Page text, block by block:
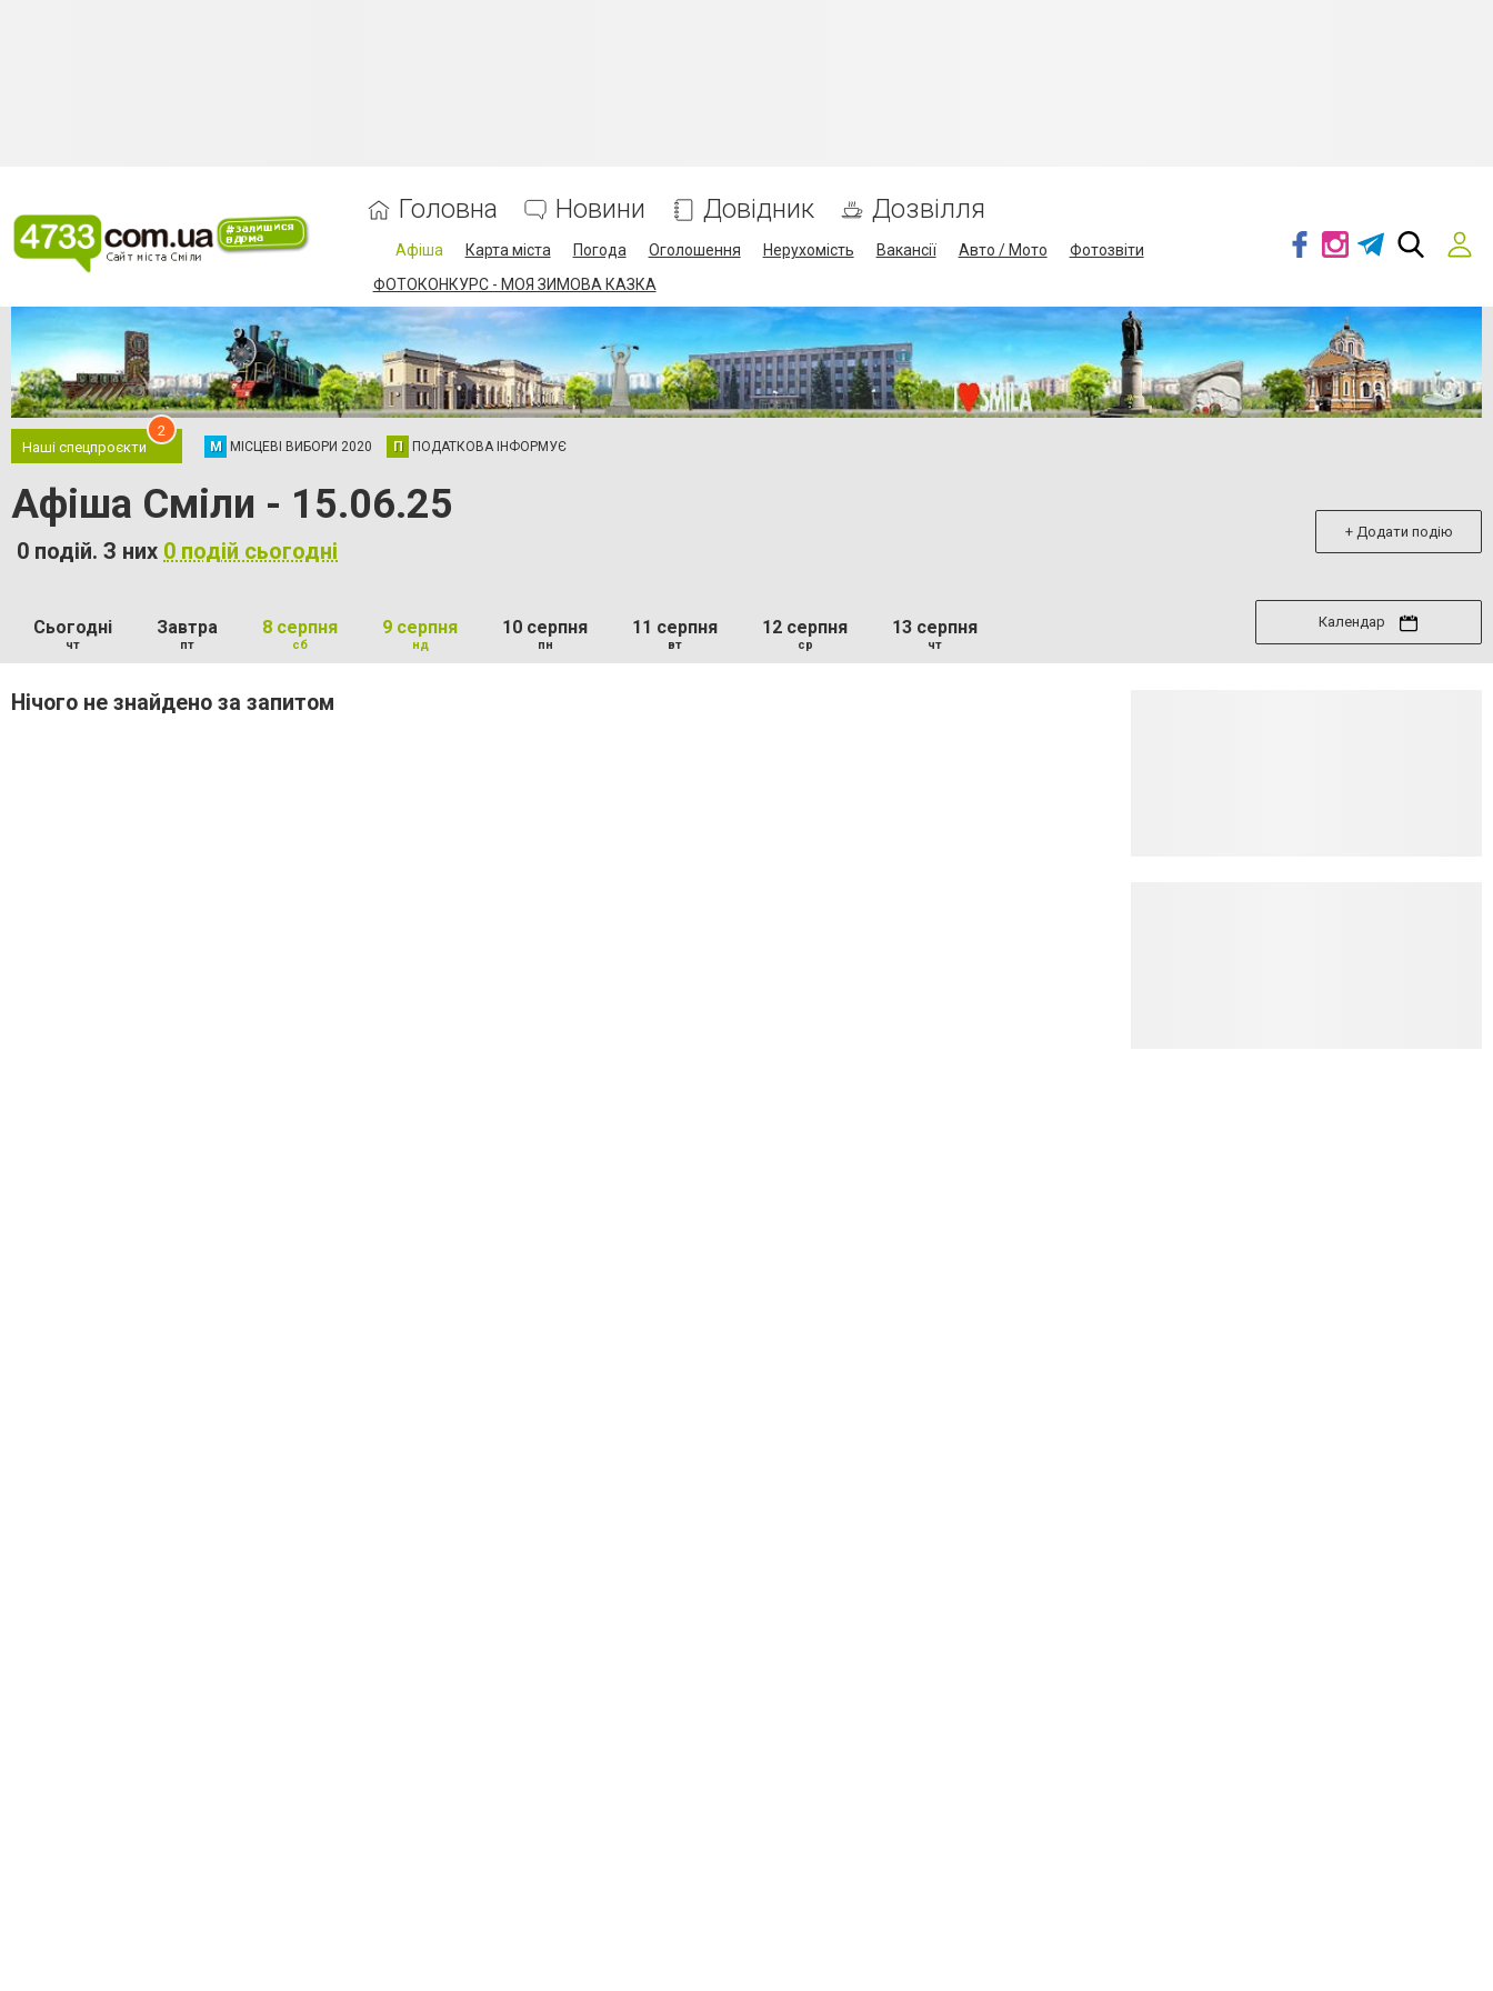
Головна Новини Довідник Дозвілля
Афіша Карта міста Погода Оголошення Нерухомість Вакансії Авто / Мото
Фотозвіти
ФОТОКОНКУРС - МОЯ ЗИМОВА КАЗКА
Наші спецпроєкти
2
М МІСЦЕВІ ВИБОРИ 2020 П ПОДАТКОВА ІНФОРМУЄ
Афіша Сміли - 15.06.25
0 подій. З них 0 подій сьогодні
+ Додати подію
Сьогодні
чт
Завтра
пт
8 серпня
сб
9 серпня
нд
10 серпня
пн
11 серпня
вт
12 серпня
ср
13 серпня
чт
Календар
Нічого не знайдено за запитом